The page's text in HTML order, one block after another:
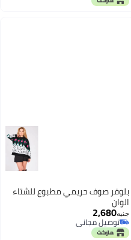
بلوفر صوف حريمي مطبوع للشتاء
الوان
جنيه2,680
توصيل مجاني
توصيل مجاني